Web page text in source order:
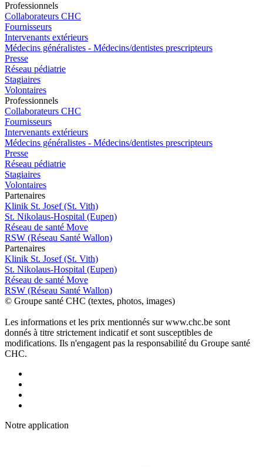
Professionnels
Collaborateurs CHC
Fournisseurs
Intervenants extérieurs
Médecins généralistes - Médecins/dentistes prescripteurs
Presse
Réseau pédiatrie
Stagiaires
Volontaires
Professionnels
Collaborateurs CHC
Fournisseurs
Intervenants extérieurs
Médecins généralistes - Médecins/dentistes prescripteurs
Presse
Réseau pédiatrie
Stagiaires
Volontaires
Partenaires
Klinik St. Josef (St. Vith)
St. Nikolaus-Hospital (Eupen)
Réseau de santé Move
RSW (Réseau Santé Wallon)
Partenaires
Klinik St. Josef (St. Vith)
St. Nikolaus-Hospital (Eupen)
Réseau de santé Move
RSW (Réseau Santé Wallon)
© Groupe santé CHC (textes, photos, images)
Les informations et les prix mentionnés sur www.chc.be sont
donnés à titre strictement indicatif et sont susceptibles de
modifications. Ils n'engagent pas la responsabilité du Groupe santé
CHC.
Notre application